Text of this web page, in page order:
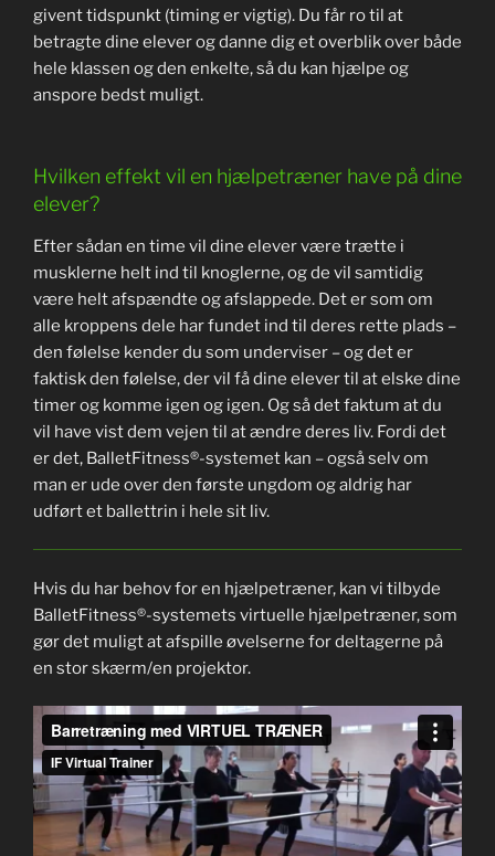
givent tidspunkt (timing er vigtig). Du får ro til at
betragte dine elever og danne dig et overblik over både
hele klassen og den enkelte, så du kan hjælpe og
anspore bedst muligt.
Hvilken effekt vil en hjælpetræner have på dine
elever?
Efter sådan en time vil dine elever være trætte i
musklerne helt ind til knoglerne, og de vil samtidig
være helt afspændte og afslappede. Det er som om
alle kroppens dele har fundet ind til deres rette plads –
den følelse kender du som underviser – og det er
faktisk den følelse, der vil få dine elever til at elske dine
timer og komme igen og igen. Og så det faktum at du
vil have vist dem vejen til at ændre deres liv. Fordi det
er det, BalletFitness®-systemet kan – også selv om
man er ude over den første ungdom og aldrig har
udført et ballettrin i hele sit liv.
Hvis du har behov for en hjælpetræner, kan vi tilbyde
BalletFitness®-systemets virtuelle hjælpetræner, som
gør det muligt at afspille øvelserne for deltagerne på
en stor skærm/en projektor.